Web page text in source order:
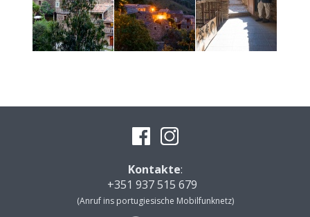
Kontakte:
+351 937 515 679
(Anruf ins portugiesische Mobilfunknetz)